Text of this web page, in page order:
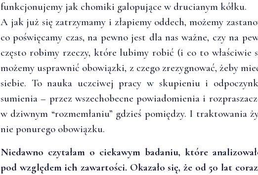
funkcjonujemy jak chomiki galopujące w drucianym kółku.
A jak już się zatrzymamy i złapiemy oddech, możemy
co poświęcamy czas, na pewno jest dla nas ważne, czy na
często robimy rzeczy, które lubimy robić (i co to właściwie
możemy usprawnić obowiązki, z czego zrezygnować, żeby
siebie. To nauka uczciwej pracy w skupieniu i
sumienia – przez wszechobecne powiadomienia i
w dziwnym “rozmemłaniu” gdzieś pomiędzy. I traktowania
nie ponurego obowiązku.
Niedawno czytałam o ciekawym badaniu, które
pod względem ich zawartości. Okazało się, że od 50 lat